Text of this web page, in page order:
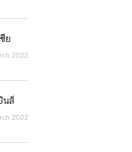
ย
2022
นส์
2022